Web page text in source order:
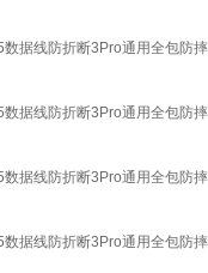
据线防折断3Pro通用全包防
据线防折断3Pro通用全包防
据线防折断3Pro通用全包防
据线防折断3Pro通用全包防